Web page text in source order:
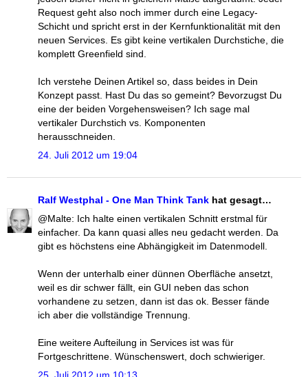
Request geht also noch immer durch eine Legacy-
Schicht und spricht erst in der Kernfunktionalität mit den
neuen Services. Es gibt keine vertikalen Durchstiche, die
komplett Greenfield sind.
Ich verstehe Deinen Artikel so, dass beides in Dein
Konzept passt. Hast Du das so gemeint? Bevorzugst Du
eine der beiden Vorgehensweisen? Ich sage mal
vertikaler Durchstich vs. Komponenten
herausschneiden.
24. Juli 2012 um 19:04
Ralf Westphal - One Man Think Tank hat gesagt…
@Malte: Ich halte einen vertikalen Schnitt erstmal für
einfacher. Da kann quasi alles neu gedacht werden. Da
gibt es höchstens eine Abhängigkeit im Datenmodell.
Wenn der unterhalb einer dünnen Oberfläche ansetzt,
weil es dir schwer fällt, ein GUI neben das schon
vorhandene zu setzen, dann ist das ok. Besser fände
ich aber die vollständige Trennung.
Eine weitere Aufteilung in Services ist was für
Fortgeschrittene. Wünschenswert, doch schwieriger.